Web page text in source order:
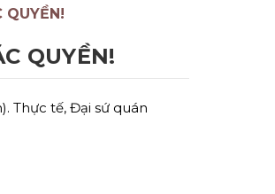
QUYỀN!
QUYỀN!
Thực tế, Đại sứ quán